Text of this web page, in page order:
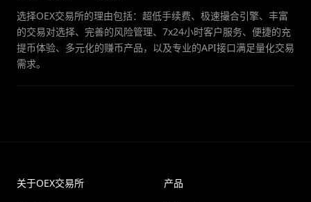
选择OEX交易所的理由包括：超低手续费、极速撮合引擎、丰富
的交易对选择、完善的风险管理、7x24小时客户服务、便捷的充
提币体验、多元化的赚币产品，以及专业的API接口满足量化交易
需求。
关于OEX交易所 产品